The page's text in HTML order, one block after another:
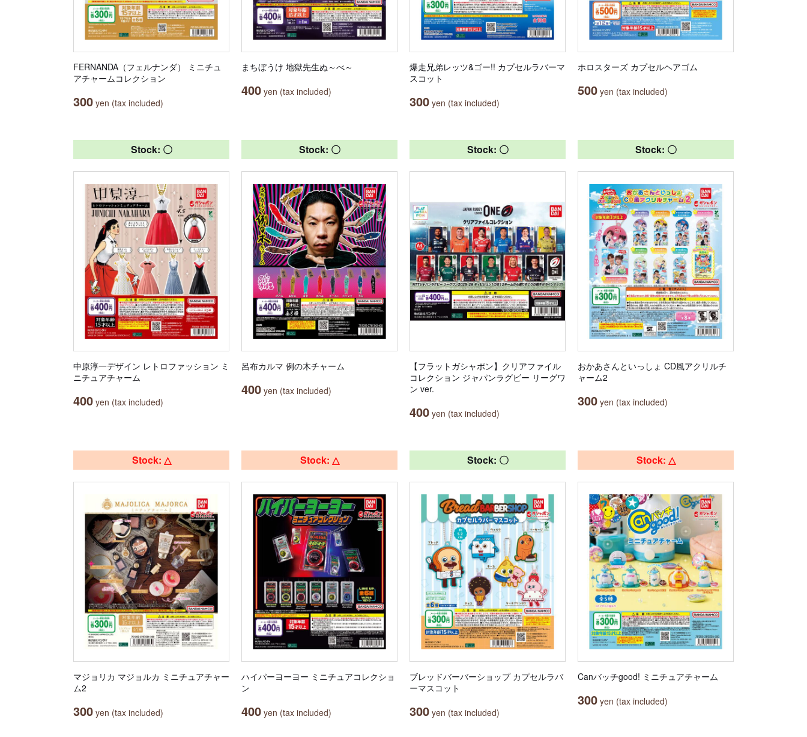
FERNANDA（フェルナンダ） ミニチュ
アチャームコレクション
300 yen (tax included)
まちぼうけ 地獄先生ぬ～べ～
400 yen (tax included)
爆走兄弟レッツ&ゴー!! カプセルラバーマ
スコット
300 yen (tax included)
ホロスターズ カプセルヘアゴム
500 yen (tax included)
Stock: 〇
中原淳一デザイン レトロファッション ミ
ニチュアチャーム
400 yen (tax included)
Stock: 〇
呂布カルマ 例の木チャーム
400 yen (tax included)
Stock: 〇
【フラットガシャポン】クリアファイル
コレクション ジャパンラグビー リーグワ
ン ver.
400 yen (tax included)
Stock: 〇
おかあさんといっしょ CD風アクリルチ
ャーム2
300 yen (tax included)
Stock: △
マジョリカ マジョルカ ミニチュアチャー
ム2
300 yen (tax included)
Stock: △
ハイパーヨーヨー ミニチュアコレクショ
ン
400 yen (tax included)
Stock: 〇
ブレッドバーバーショップ カプセルラバ
ーマスコット
300 yen (tax included)
Stock: △
Canバッチgood! ミニチュアチャーム
300 yen (tax included)